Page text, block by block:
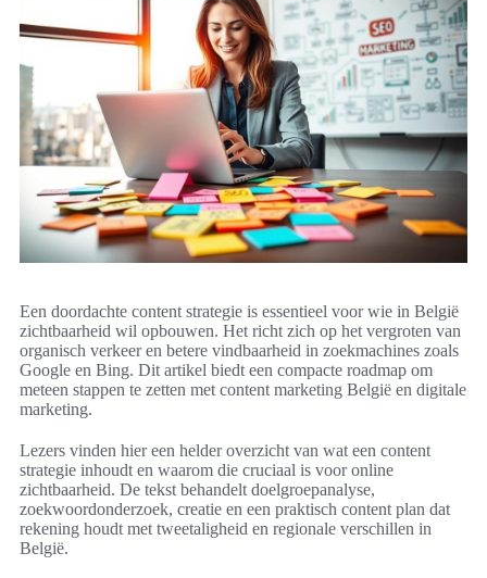
Een doordachte content strategie is essentieel voor wie in België
zichtbaarheid wil opbouwen. Het richt zich op het vergroten van
organisch verkeer en betere vindbaarheid in zoekmachines zoals
Google en Bing. Dit artikel biedt een compacte roadmap om
meteen stappen te zetten met content marketing België en digitale
marketing.
Lezers vinden hier een helder overzicht van wat een content
strategie inhoudt en waarom die cruciaal is voor online
zichtbaarheid. De tekst behandelt doelgroepanalyse,
zoekwoordonderzoek, creatie en een praktisch content plan dat
rekening houdt met tweetaligheid en regionale verschillen in
België.